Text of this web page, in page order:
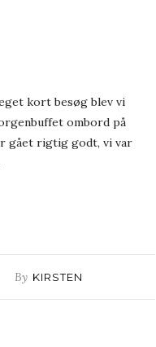
kort besøg blev vi
ombord på
gået rigtig godt, vi var
By KIRSTEN